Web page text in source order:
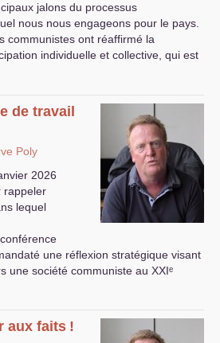
jalons du processus
nous nous engageons pour le pays.
communistes ont réaffirmé la
individuelle et collective, qui est
de travail
Poly
2026
rappeler
lequel
une réflexion stratégique visant
une société communiste au XXIᵉ
aux faits !